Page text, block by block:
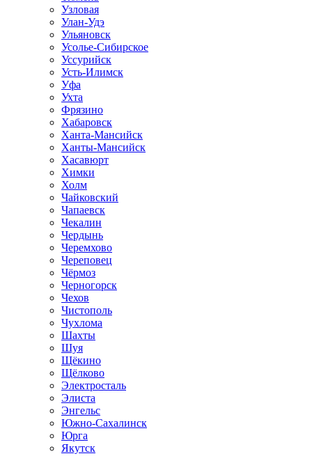
Узловая
Улан-Удэ
Ульяновск
Усолье-Сибирское
Уссурийск
Усть-Илимск
Уфа
Ухта
Фрязино
Хабаровск
Ханта-Мансийск
Ханты-Мансийск
Хасавюрт
Химки
Холм
Чайковский
Чапаевск
Чекалин
Чердынь
Черемхово
Череповец
Чёрмоз
Черногорск
Чехов
Чистополь
Чухлома
Шахты
Шуя
Щёкино
Щёлково
Электросталь
Элиста
Энгельс
Южно-Сахалинск
Юрга
Якутск